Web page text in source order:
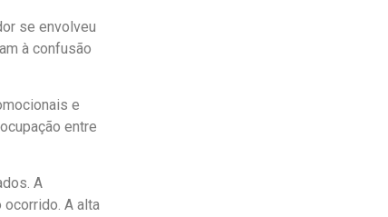
se envolveu
à confusão
e
entre
A
A alta